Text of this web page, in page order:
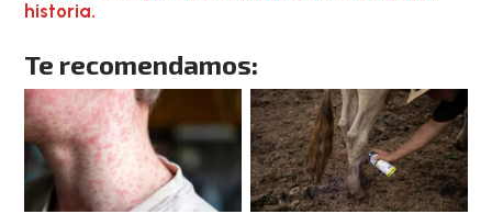
historia.
Te recomendamos: